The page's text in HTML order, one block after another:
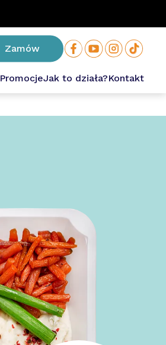
Zamów
PromocjeJak to działa?Kontakt